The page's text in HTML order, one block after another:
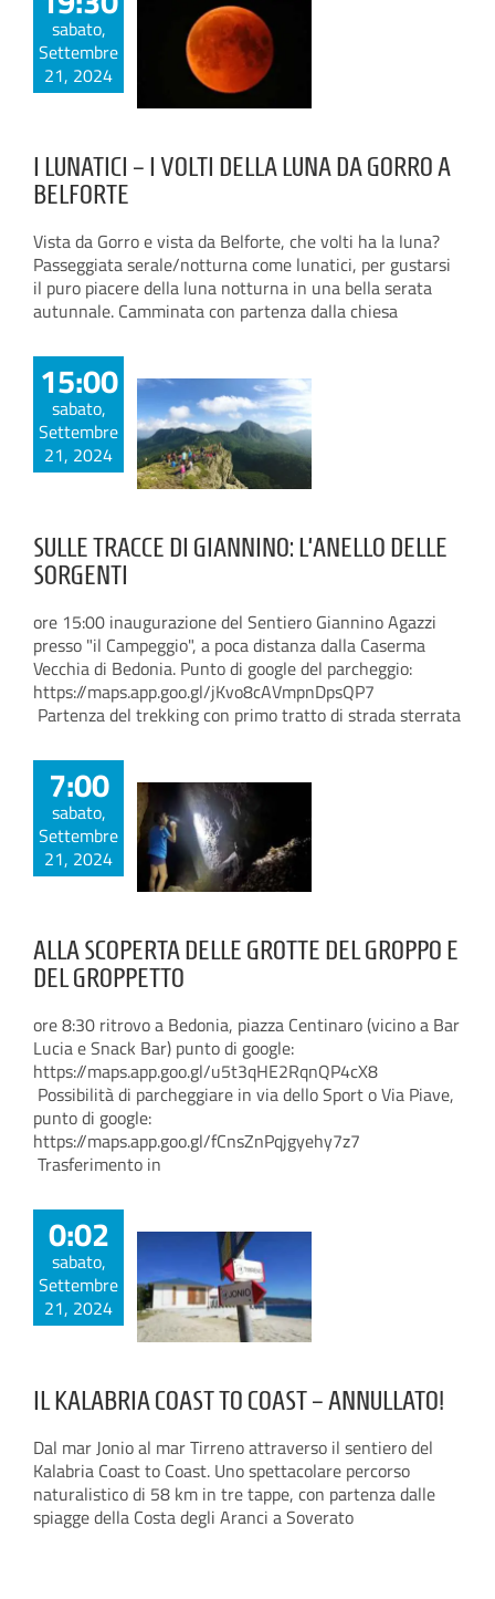
sabato,
Settembre
21, 2024
I LUNATICI – I VOLTI DELLA LUNA DA GORRO A
BELFORTE
Vista da Gorro e vista da Belforte, che volti ha la luna?
Passeggiata serale/notturna come lunatici, per gustarsi
il puro piacere della luna notturna in una bella serata
autunnale. Camminata con partenza dalla chiesa
15:00
sabato,
Settembre
21, 2024
SULLE TRACCE DI GIANNINO: L’ANELLO DELLE
SORGENTI
ore 15:00 inaugurazione del Sentiero Giannino Agazzi
presso "il Campeggio", a poca distanza dalla Caserma
Vecchia di Bedonia. Punto di google del parcheggio:
https://maps.app.goo.gl/jKvo8cAVmpnDpsQP7
Partenza del trekking con primo tratto di strada sterrata
7:00
sabato,
Settembre
21, 2024
ALLA SCOPERTA DELLE GROTTE DEL GROPPO E
DEL GROPPETTO
ore 8:30 ritrovo a Bedonia, piazza Centinaro (vicino a Bar
Lucia e Snack Bar) punto di google:
https://maps.app.goo.gl/u5t3qHE2RqnQP4cX8
Possibilità di parcheggiare in via dello Sport o Via Piave,
punto di google:
https://maps.app.goo.gl/fCnsZnPqjgyehy7z7
Trasferimento in
0:02
sabato,
Settembre
21, 2024
IL KALABRIA COAST TO COAST – ANNULLATO!
Dal mar Jonio al mar Tirreno attraverso il sentiero del
Kalabria Coast to Coast. Uno spettacolare percorso
naturalistico di 58 km in tre tappe, con partenza dalle
spiagge della Costa degli Aranci a Soverato